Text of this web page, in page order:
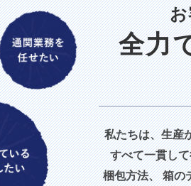
全力
私たちは、生産
すべて一貫し
梱包方法、 箱の